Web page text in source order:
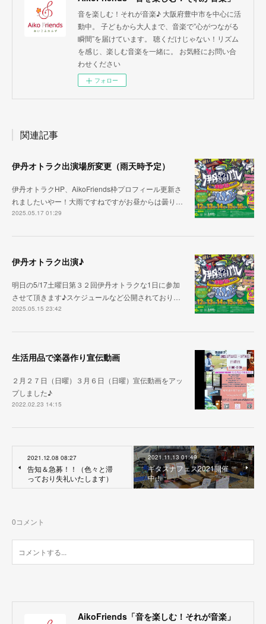
音を楽しむ！それが音楽♪ 大阪府豊中市を中心に活
動中。 子どもから大人まで、音楽で”心がつながる
瞬間”を届けています。 聴くだけじゃない！リズム
を感じ、楽しむ音楽を一緒に。 お気軽にお問い合
わせください
フォロー
関連記事
伊丹オトラク出演場所変更（雨天時予定）
伊丹オトラクHP、AikoFriends枠プロフィール更新さ
れましたいやー！大雨ですねですがお昼からは曇り…
2025.05.17 01:29
伊丹オトラク出演♪
明日の5/17土曜日第３２回伊丹オトラクな1日に参加
させて頂きます♪スケジュールなど公開されており…
2025.05.15 23:42
生活用品で楽器作り宣伝動画
２月２７日（日曜）３月６日（日曜）宣伝動画をアッ
プしました♪
2022.02.23 14:15
2021.12.08 08:27
告知＆急募！！（色々と滞
っており失礼いたします）
2021.11.13 01:49
ギタスナフェス2021開催
中！
0コメント
AikoFriends「音を楽しむ！それが音楽」